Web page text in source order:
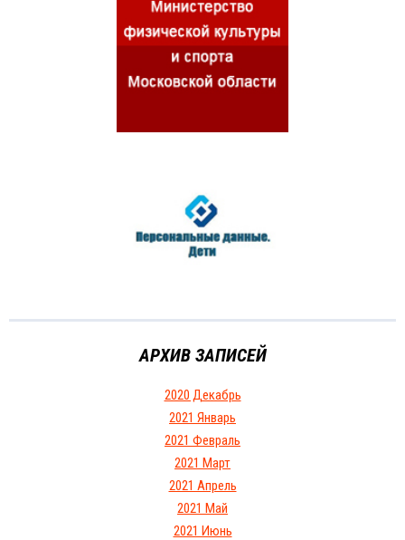
АРХИВ ЗАПИСЕЙ
2020 Декабрь
2021 Январь
2021 Февраль
2021 Март
2021 Апрель
2021 Май
2021 Июнь